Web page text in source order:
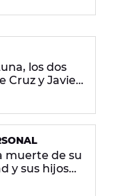
los dos
Cruz y Javier
muerte de su
y sus hijos